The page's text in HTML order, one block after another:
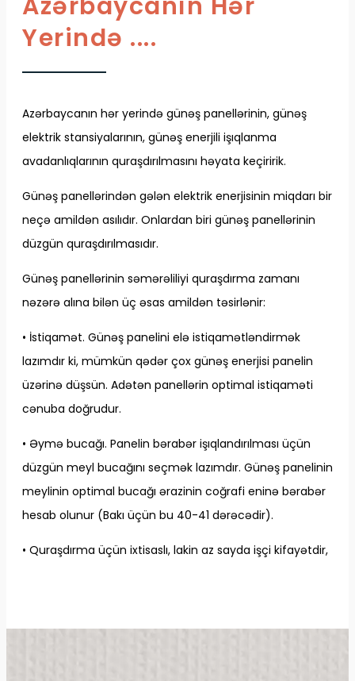
Yerində ....
Azərbaycanın hər yerində günəş panellərinin, günəş
elektrik stansiyalarının, günəş enerjili işıqlanma
avadanlıqlarının quraşdırılmasını həyata keçiririk.
Günəş panellərindən gələn elektrik enerjisinin miqdarı bir
neçə amildən asılıdır. Onlardan biri günəş panellərinin
düzgün quraşdırılmasıdır.
Günəş panellərinin səmərəliliyi quraşdırma zamanı
nəzərə alına bilən üç əsas amildən təsirlənir:
• İstiqamət. Günəş panelini elə istiqamətləndirmək
lazımdır ki, mümkün qədər çox günəş enerjisi panelin
üzərinə düşsün. Adətən panellərin optimal istiqaməti
cənuba doğrudur.
• Əymə bucağı. Panelin bərabər işıqlandırılması üçün
düzgün meyl bucağını seçmək lazımdır. Günəş panelinin
meylinin optimal bucağı ərazinin coğrafi eninə bərabər
hesab olunur (Bakı üçün bu 40-41 dərəcədir).
• Quraşdırma üçün ixtisaslı, lakin az sayda işçi kifayətdir,